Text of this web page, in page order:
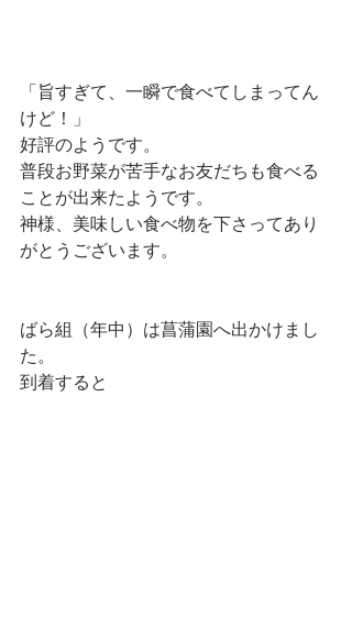
「旨すぎて、一瞬で食べてしまってん
けど！」
好評のようです。
普段お野菜が苦手なお友だちも食べる
ことが出来たようです。
神様、美味しい食べ物を下さってあり
がとうございます。
ばら組（年中）は菖蒲園へ出かけまし
た。
到着すると